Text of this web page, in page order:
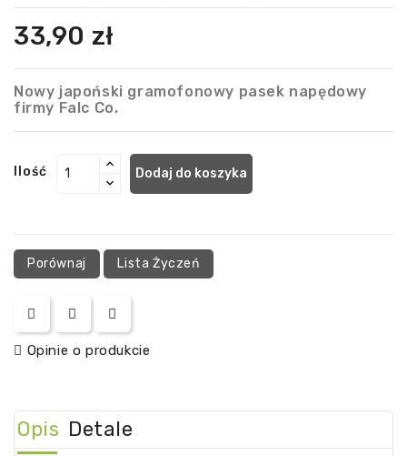
33,90 zł
Nowy japoński gramofonowy pasek napędowy
firmy Falc Co.
Ilość Dodaj do koszyka
Porównaj Lista Życzeń
Opinie o produkcie
Opis Detale